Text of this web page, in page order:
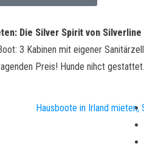
Die Silver Spirit von Silverline
3 Kabinen mit eigener
Preis! Hunde nihct gestattet.